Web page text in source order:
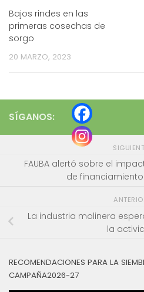
Bajos rindes en las
primeras cosechas de
sorgo
20 MARZO, 2023
SÍGANOS:
FAUBA alertó sobre el
de
La industria molinera
la
RECOMENDACIONES PARA LA
CAMPAÑA2026-27